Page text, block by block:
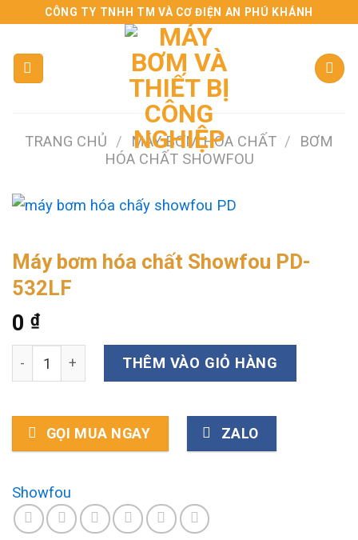
content
CÔNG TY TNHH TM VÀ CƠ ĐIỆN AN PHÚ KHÁNH
TRANG CHỦ / MÁY BƠM HÓA CHẤT /
BƠM
HÓA CHẤT SHOWFOU
Máy bơm hóa chất Showfou PD-
532LF
0 ₫
Máy bơm hóa chất Showfou PD-532LF số lượng
THÊM VÀO GIỎ HÀNG
GỌI MUA NGAY ZALO
Showfou